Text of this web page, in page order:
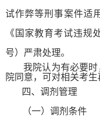
试作弊等刑事案件适
《国家教育考试违规
号）严肃处理。
我院认为有必要
院同意，可对相关考生
四、调剂管理
（一）调剂条件